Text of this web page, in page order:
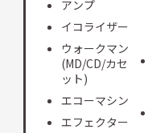
アンプ
イコライザー
ウォークマン
(MD/CD/カセ
ット)
エコーマシン
エフェクター